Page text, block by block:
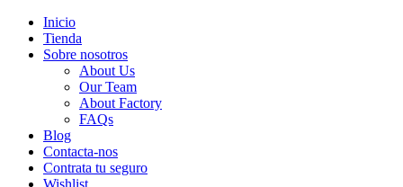
Inicio
Tienda
Sobre nosotros
About Us
Our Team
About Factory
FAQs
Blog
Contacta-nos
Contrata tu seguro
Wishlist